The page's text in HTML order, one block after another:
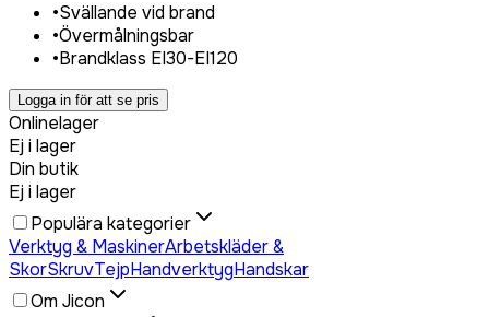
•Svällande vid brand
•Övermålningsbar
•Brandklass EI30-EI120
Logga in för att se pris
Onlinelager
Ej i lager
Din butik
Ej i lager
Populära kategorier
Verktyg & MaskinerArbetskläder &
SkorSkruvTejpHandverktygHandskar
Om Jicon